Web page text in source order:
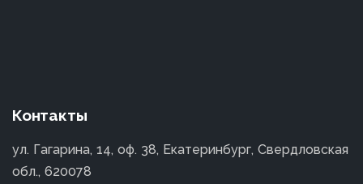
Контакты
ул. Гагарина, 14, оф. 38, Екатеринбург, Свердловская
обл., 620078